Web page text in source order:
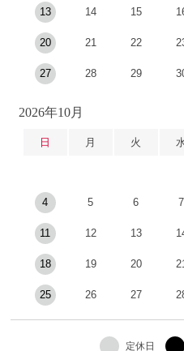
13 14 15
20 21 22
27 28 29
2026年10月
日 月 火
4 5 6 7
11 12 13
18 19 20 21
25 26 27
定休日